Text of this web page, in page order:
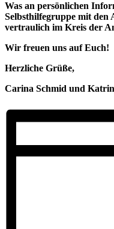
Was an persönlichen
Selbsthilfegruppe mit den
vertraulich im Kreis der
Wir freuen uns auf Euch!
Herzliche Grüße,
Carina Schmid und